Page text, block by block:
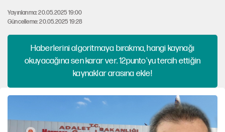
Yayınlanma: 20.05.2025 19:00
Güncelleme: 20.05.2025 19:28
Haberlerini algoritmaya bırakma, hangi kaynağı
okuyacağına sen karar ver. 12punto'yu tercih ettiğin
kaynaklar arasına ekle!